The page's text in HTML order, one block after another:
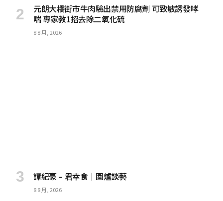
元朗大橋街市牛肉驗出禁用防腐劑 可致敏誘發哮
喘 專家教1招去除二氧化硫
8 8 月, 2026
譚紀豪 – 君幸食｜圍爐談藝
8 8 月, 2026